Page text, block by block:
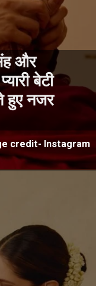
credit- Instagram
और
बेटी
हुए नजर